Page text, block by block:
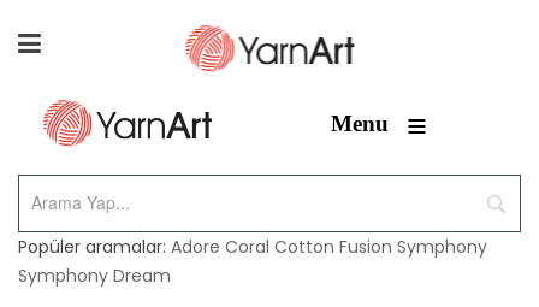
Menu ≡
Popüler aramalar: Adore Coral Cotton Fusion Symphony
Symphony Dream